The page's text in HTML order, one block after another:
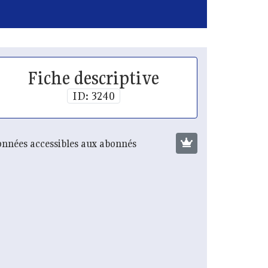
Fiche descriptive
ID: 3240
accessibles aux abonnés